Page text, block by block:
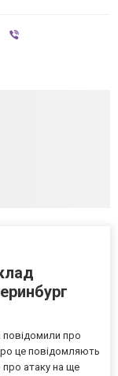
повідомили про
це повідомляють
атаку на ще